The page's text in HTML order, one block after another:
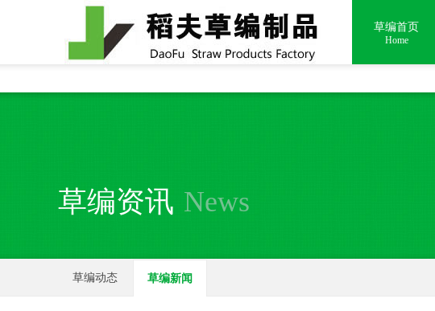
全国统一24小时销售电话：15937370357 草编首页
Home
草编资讯 News
草编动态 草编新闻